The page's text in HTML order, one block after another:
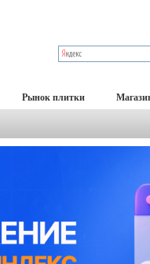
Рынок плитки